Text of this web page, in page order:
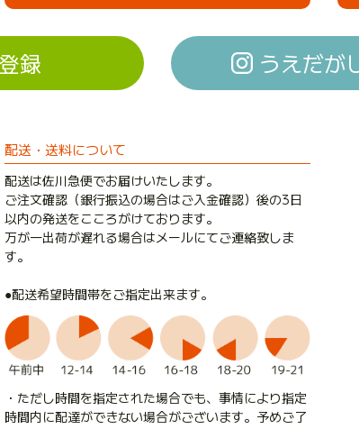
録 うえだが
配送・送料について
配送は佐川急便でお届けいたします。
ご注文確認（銀行振込の場合はご入金確認）後の3日
以内の発送をこころがけております。
万が一出荷が遅れる場合はメールにてご連絡致しま
す。
●配送希望時間帯をご指定出来ます。
・ただし時間を指定された場合でも、事情により指定
時間内に配達ができない場合がございます。予めご了